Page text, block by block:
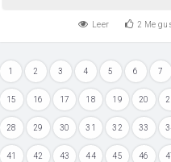
Leer 2 Me
1 2 3 4 5 6 7
15 16 17 18 19 20
28 29 30 31 32 33
41 42 43 44 45 46